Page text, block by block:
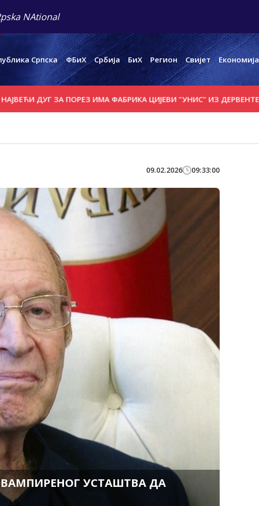
NAtional
Српска ФБиХ Србија БиХ Регион Свијет Економија
ЗА ПОРЕЗ ИМА ФАБРИКА ЦИЈЕВИ "УНИС" ИЗ ДЕРВЕНТЕ У СТЕЧАЈУ
09.02.2026 09:33:00
УСТАШТВА ДА